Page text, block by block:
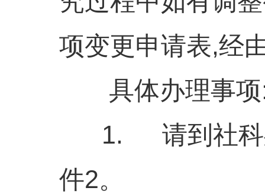
项变更申请表,经
具体办理事
1.
请到社
件2。